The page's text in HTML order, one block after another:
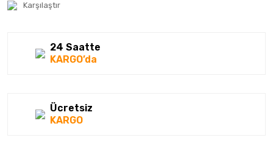
Karşılaştır
24 Saatte
KARGO’da
Ücretsiz
KARGO